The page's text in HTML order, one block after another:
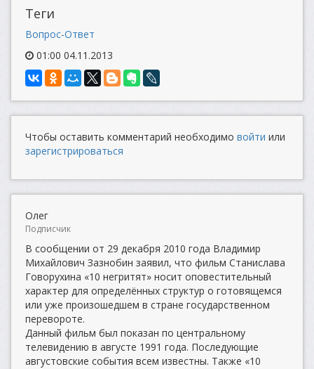
Теги
Вопрос-Ответ
01:00 04.11.2013
Чтобы оставить комментарий необходимо войти или
зарегистрироваться
Олег
Подписчик
В сообщении от 29 декабря 2010 года Владимир
Михайлович Зазнобин заявил, что фильм Станислава
Говорухина «10 негритят» носит оповестительный
характер для определённых структур о готовящемся
или уже произошедшем в стране государственном
перевороте.
Данный фильм был показан по центральному
телевидению в августе 1991 года. Последующие
августовские события всем известны. Также «10